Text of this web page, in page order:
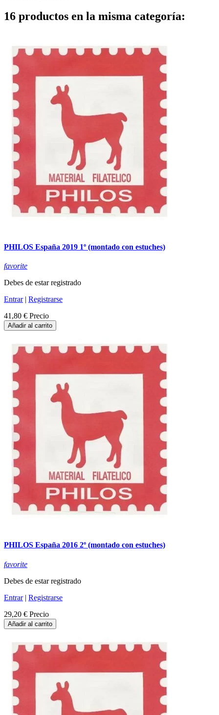
16 productos en la misma categoría:
PHILOS España 2019 1º (montado con estuches)
favorite
Debes de estar registrado
Entrar| Registrarse
41,80 € Precio
Añadir al carrito
PHILOS España 2016 2º (montado con estuches)
favorite
Debes de estar registrado
Entrar| Registrarse
29,20 € Precio
Añadir al carrito